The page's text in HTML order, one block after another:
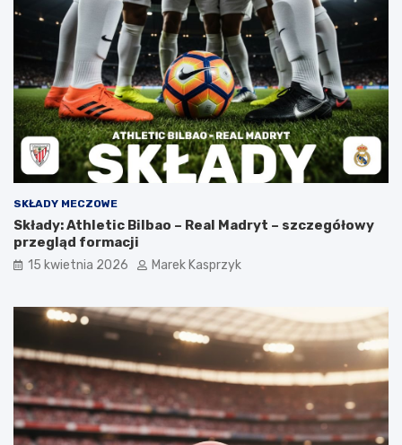
SKŁADY MECZOWE
Składy: Athletic Bilbao – Real Madryt – szczegółowy
przegląd formacji
15 kwietnia 2026 Marek Kasprzyk